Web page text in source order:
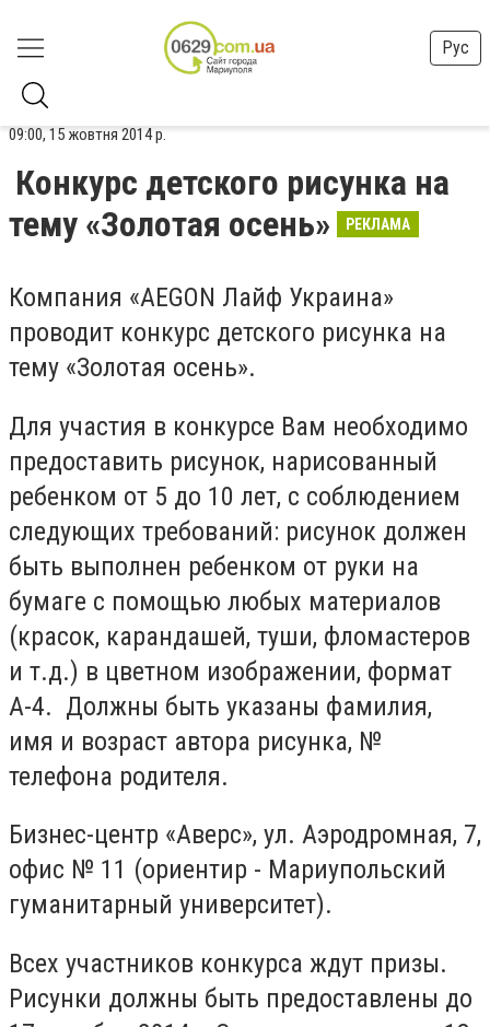
Рус
09:00, 15 жовтня 2014 р.
Конкурс детского рисунка на
тему «Золотая осень»
РЕКЛАМА
Компания «AEGON Лайф Украина»
проводит конкурс детского рисунка на
тему «Золотая осень».
Для участия в конкурсе Вам необходимо
предоставить рисунок, нарисованный
ребенком от 5 до 10 лет, с соблюдением
следующих требований: рисунок должен
быть выполнен ребенком от руки на
бумаге с помощью любых материалов
(красок, карандашей, туши, фломастеров
и т.д.) в цветном изображении, формат
А-4. Должны быть указаны фамилия,
имя и возраст автора рисунка, №
телефона родителя.
Бизнес-центр «Аверс», ул. Аэродромная, 7,
офис № 11 (ориентир - Мариупольский
гуманитарный университет).
Всех участников конкурса ждут призы.
Рисунки должны быть предоставлены до